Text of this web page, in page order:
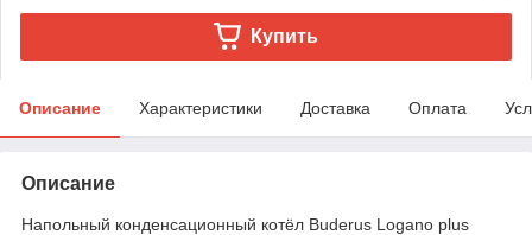
Купить
Описание Характеристики Доставка Оплата
Описание
Напольный конденсационный котёл Buderus Logano plus